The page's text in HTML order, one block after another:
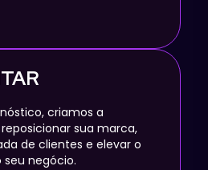
criamos a
sua marca,
de clientes e elevar o
negócio.